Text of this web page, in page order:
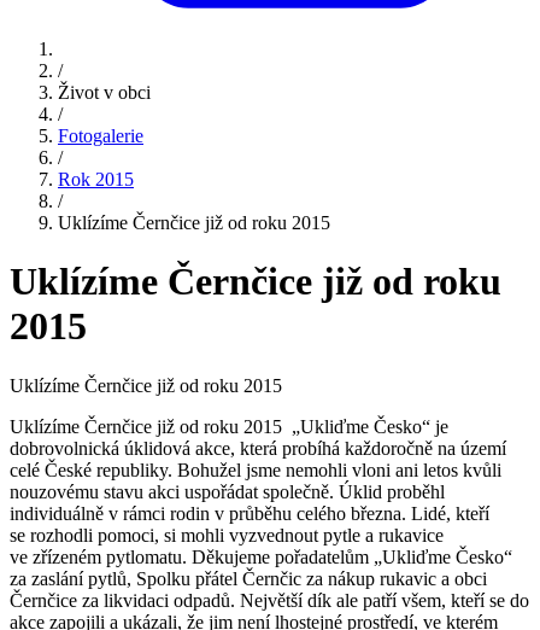
/
Život v obci
/
Fotogalerie
/
Rok 2015
/
Uklízíme Černčice již od roku 2015
Uklízíme Černčice již od roku
2015
Uklízíme Černčice již od roku 2015
Uklízíme Černčice již od roku 2015 „Ukliďme Česko“ je
dobrovolnická úklidová akce, která probíhá každoročně na území
celé České republiky. Bohužel jsme nemohli vloni ani letos kvůli
nouzovému stavu akci uspořádat společně. Úklid proběhl
individuálně v rámci rodin v průběhu celého března. Lidé, kteří
se rozhodli pomoci, si mohli vyzvednout pytle a rukavice
ve zřízeném pytlomatu. Děkujeme pořadatelům „Ukliďme Česko“
za zaslání pytlů, Spolku přátel Černčic za nákup rukavic a obci
Černčice za likvidaci odpadů. Největší dík ale patří všem, kteří se do
akce zapojili a ukázali, že jim není lhostejné prostředí, ve kterém